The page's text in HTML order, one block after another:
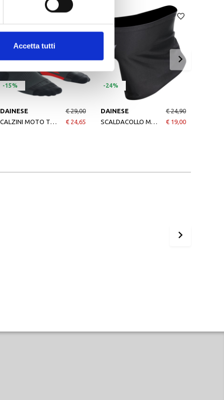
Accetta tutti
-15%
DAINESE
€ 29,00
€ 24,65
-24%
DAINESE
€ 24,90
€ 19,00